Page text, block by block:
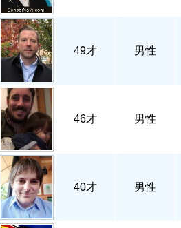
49才 男性
46才 男性
40才 男性